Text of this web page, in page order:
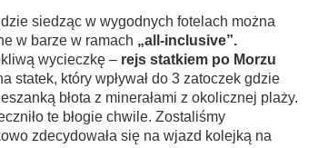
siedząc w wygodnych fotelach można
w barze w ramach „all-inclusive”.
wycieczkę – rejs statkiem po Morzu
statek, który wpływał do 3 zatoczek gdzie
błota z minerałami z okolicznej plaży.
te błogie chwile. Zostaliśmy
zdecydowała się na wjazd kolejką na